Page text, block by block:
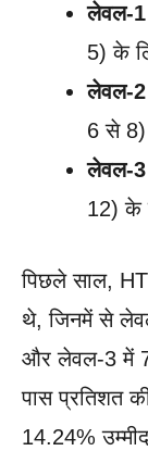
लेवल-
5) के
लेवल-
6 से 8)
लेवल-
12) के
पिछले साल,
थे, जिनमें से
और लेवल-3 में
पास प्रतिशत
14.24%